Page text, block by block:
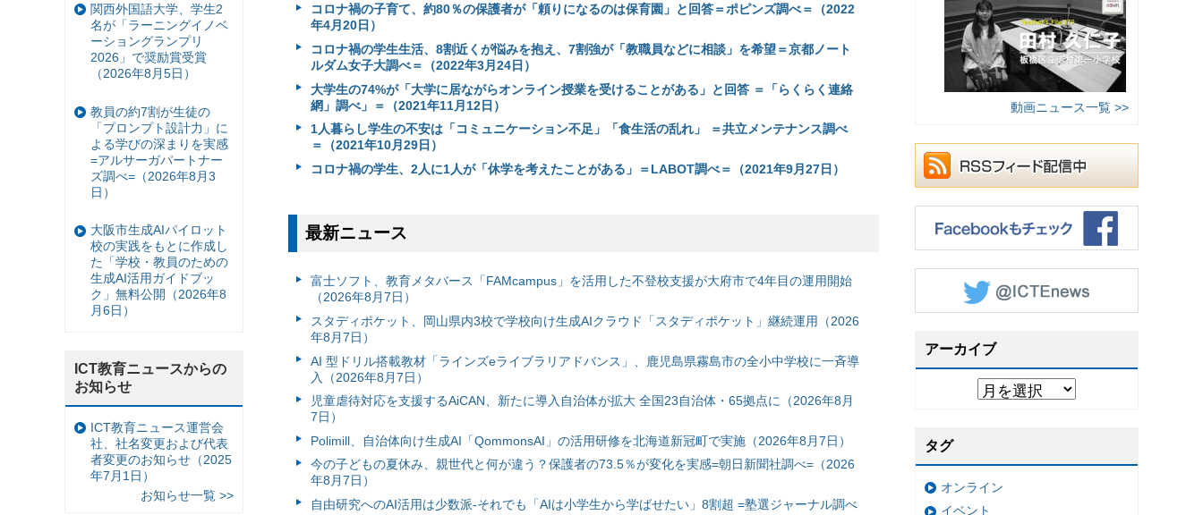
コロナ禍の子育て、約80％の保護者が「頼りになるのは保育園」と回答＝ポピンズ調べ＝（2022
年4月20日）
コロナ禍の学生生活、8割近くが悩みを抱え、7割強が「教職員などに相談」を希望＝京都ノート
ルダム女子大調べ＝（2022年3月24日）
大学生の74%が「大学に居ながらオンライン授業を受けることがある」と回答 ＝「らくらく連絡
網」調べ」＝（2021年11月12日）
1人暮らし学生の不安は「コミュニケーション不足」「食生活の乱れ」 ＝共立メンテナンス調べ
＝（2021年10月29日）
コロナ禍の学生、2人に1人が「休学を考えたことがある」＝LABOT調べ＝（2021年9月27日）
最新ニュース
富⼠ソフト、教育メタバース「FAMcampus」を活用した不登校支援が大府市で4年目の運用開始
（2026年8月7日）
スタディポケット、岡山県内3校で学校向け生成AIクラウド「スタディポケット」継続運用（2026
年8月7日）
AI 型ドリル搭載教材「ラインズeライブラリアドバンス」、鹿児島県霧島市の全小中学校に一斉導
入（2026年8月7日）
児童虐待対応を支援するAiCAN、新たに導入自治体が拡大 全国23自治体・65拠点に（2026年8月
7日）
Polimill、自治体向け生成AI「QommonsAI」の活用研修を北海道新冠町で実施（2026年8月7日）
今の子どもの夏休み、親世代と何が違う？保護者の73.5％が変化を実感=朝日新聞社調べ=（2026
年8月7日）
自由研究へのAI活用は少数派-それでも「AIは小学生から学ばせたい」8割超 =塾選ジャーナル調べ
動画ニュース一覧 >>
アーカイブ
タグ
オンライン
イベント
関西外国語大学、学生2
名が「ラーニングイノベ
ーショングランプリ
2026」で奨励賞受賞
（2026年8月5日）
教員の約7割が生徒の
「プロンプト設計力」に
よる学びの深まりを実感
=アルサーガパートナー
ズ調べ=（2026年8月3
日）
大阪市生成AIパイロット
校の実践をもとに作成し
た「学校・教員のための
生成AI活用ガイドブッ
ク」無料公開（2026年8
月6日）
ICT教育ニュースからの
お知らせ
ICT教育ニュース運営会
社、社名変更および代表
者変更のお知らせ（2025
年7月1日）
お知らせ一覧 >>